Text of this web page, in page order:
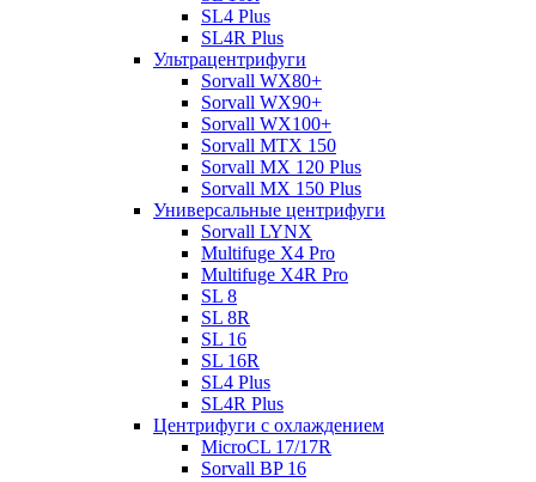
SL4 Plus
SL4R Plus
Ультрацентрифуги
Sorvall WX80+
Sorvall WX90+
Sorvall WX100+
Sorvall МТХ 150
Sorvall МХ 120 Plus
Sorvall МХ 150 Plus
Универсальные центрифуги
Sorvall LYNX
Multifuge X4 Pro
Multifuge X4R Pro
SL 8
SL 8R
SL 16
SL 16R
SL4 Plus
SL4R Plus
Центрифуги с охлаждением
MicroCL 17/17R
Sorvall BP 16